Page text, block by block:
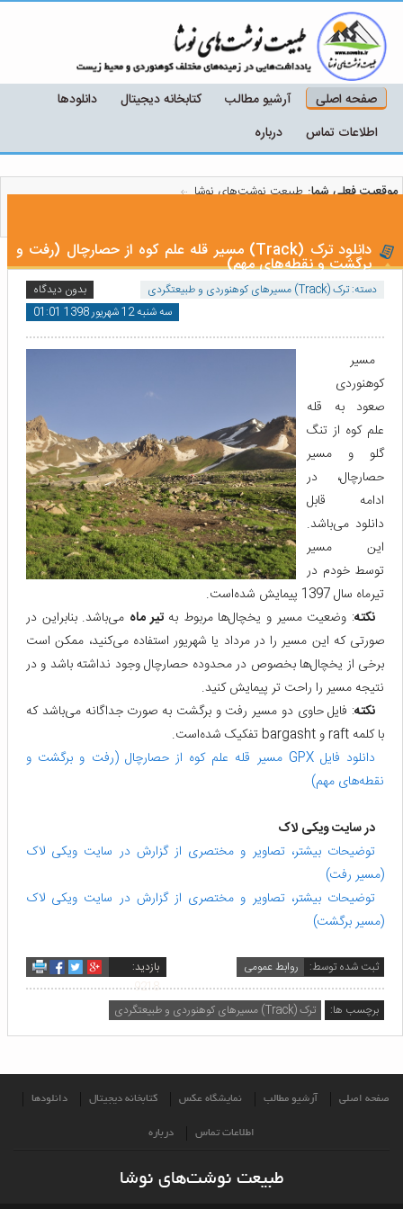
صفحه اصلی آرشیو مطالب کتابخانه دیجیتال
دانلودها
اطلاعات تماس
درباره
موقعیت فعلی شما: طبیعت نوشت‌های نوشا
دانلود ترک (Track) مسیر قله علم کوه از حصارچال (رفت و
برگشت و نقطه‌های مهم)
دسته:ترک (Track) مسیرهای کوهنوردی و طبیعتگردی
بدون دیدگاه
سه شنبه 12 شهریور 1398 01:01
مسیر
کوهنوردی
صعود به قله
علم کوه از تنگ
گلو و مسیر
حصارچال، در
ادامه قابل
دانلود می‌باشد.
این مسیر
توسط خودم در
تیرماه سال 1397 پیمایش شده‌است.
نکته: وضعیت مسیر و یخچال‌ها مربوط بهتیر ماه می‌باشد. بنابراین در
صورتی که این مسیر را در مرداد یا شهریور استفاده می‌کنید، ممکن است
برخی از یخچال‌ها بخصوص در محدوده حصارچال وجود نداشته باشد و در
نتیجه مسیر را راحت تر پیمایش کنید.
نکته: فایل حاوی دو مسیر رفت و برگشت به صورت جداگانه می‌باشد که
با کلمه raft و bargasht تفکیک شده‌است.
دانلود فایل GPX مسیر قله علم کوه از حصارچال (رفت و برگشت و
نقطه‌های مهم)
در سایت ویکی لاک
توضیحات بیشتر، تصاویر و مختصری از گزارش در سایت ویکی لاک
(مسیر رفت)
توضیحات بیشتر، تصاویر و مختصری از گزارش در سایت ویکی لاک
(مسیر برگشت)
ثبت شده توسط: روابط عمومی
بازدید:
9218
برچسب ها:
ترک (Track) مسیرهای کوهنوردی و طبیعتگردی
صفحه اصلی آرشیو مطالب نمایشگاه عکس کتابخانه دیجیتال دانلودها
اطلاعات تماس درباره
طبیعت نوشت‌های نوشا